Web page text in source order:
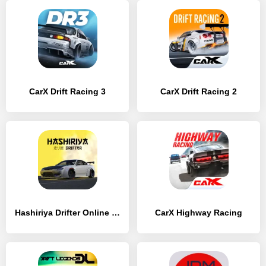
CarX Drift Racing 3 CarX Drift Racing 2
Hashiriya Drifter Online Drift Racing Multiplayer CarX Highway Racing